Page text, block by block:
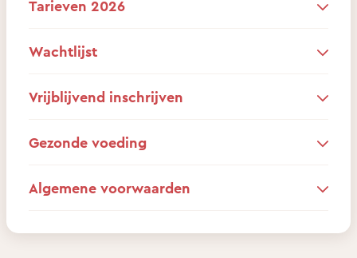
Tarieven 2026
Wachtlijst
Vrijblijvend inschrijven
Gezonde voeding
Algemene voorwaarden